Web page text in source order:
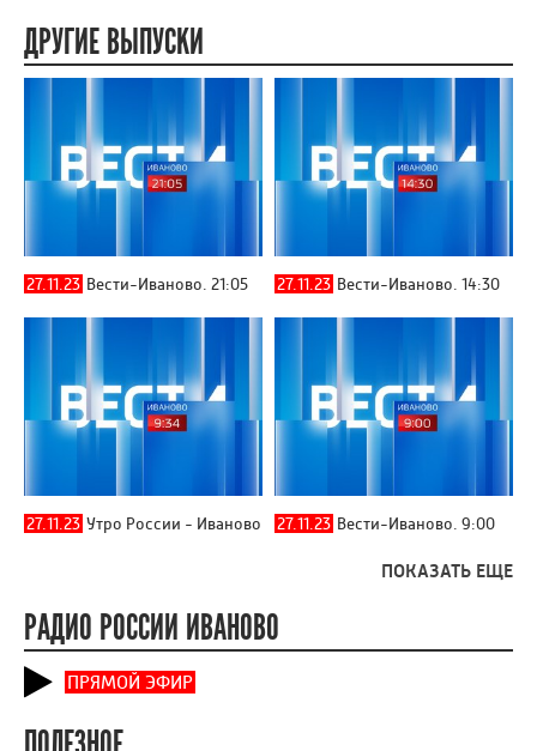
ДРУГИЕ ВЫПУСКИ
27.11.23 Вести-Иваново. 21:05 27.11.23 Вести-Иваново. 14:30
27.11.23 Утро России - Иваново 27.11.23 Вести-Иваново. 9:00
ПОКАЗАТЬ ЕЩЕ
РАДИО РОССИИ ИВАНОВО
ПРЯМОЙ ЭФИР